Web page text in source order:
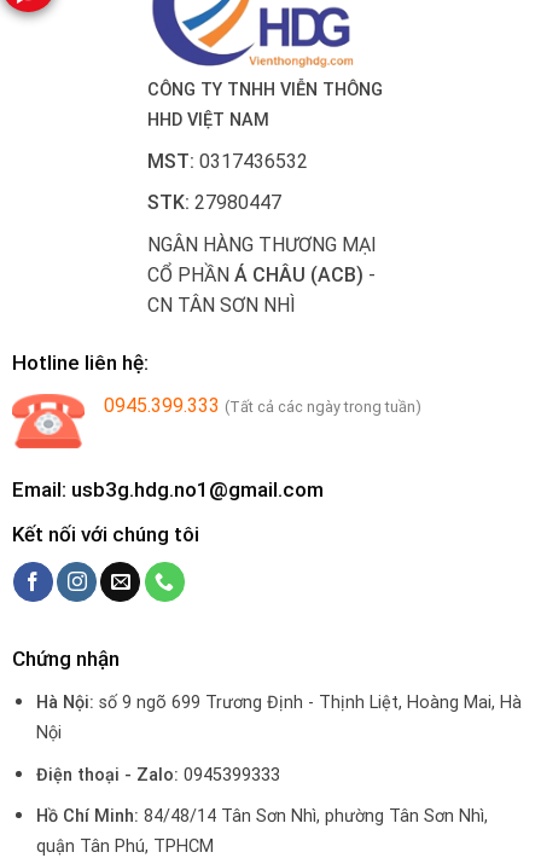
CÔNG TY TNHH VIỄN THÔNG
HHD VIỆT NAM
MST: 0317436532
STK: 27980447
NGÂN HÀNG THƯƠNG MẠI
CỔ PHẦN Á CHÂU (ACB) -
CN TÂN SƠN NHÌ
Hotline liên hệ:
0945.399.333 (Tất cả các ngày trong tuần)
Email: usb3g.hdg.no1@gmail.com
Kết nối với chúng tôi
Chứng nhận
Hà Nội:số 9 ngõ 699 Trương Định - Thịnh Liệt, Hoàng Mai, Hà
Nội
Điện thoại - Zalo: 0945399333
Hồ Chí Minh: 84/48/14 Tân Sơn Nhì, phường Tân Sơn Nhì,
quận Tân Phú, TPHCM